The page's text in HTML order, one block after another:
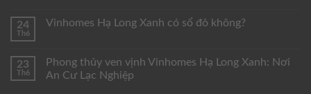
24
Th6
Vinhomes Hạ Long Xanh có sổ đỏ không?
23
Th6
Phong thủy ven vịnh Vinhomes Hạ Long Xanh: Nơi
An Cư Lạc Nghiệp